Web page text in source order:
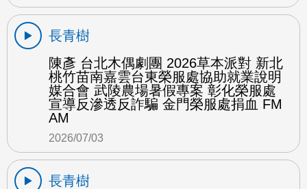
長青樹
陳彥 台北木偶劇團 2026草本派對 新北
桃竹苗南嘉雲台東榮服處協助就業說明
媒合會 武陵農場暑假專案 彰化榮服處
宣導反滲透反詐騙 金門榮服處捐血 FM
AM
2026/07/03
長青樹